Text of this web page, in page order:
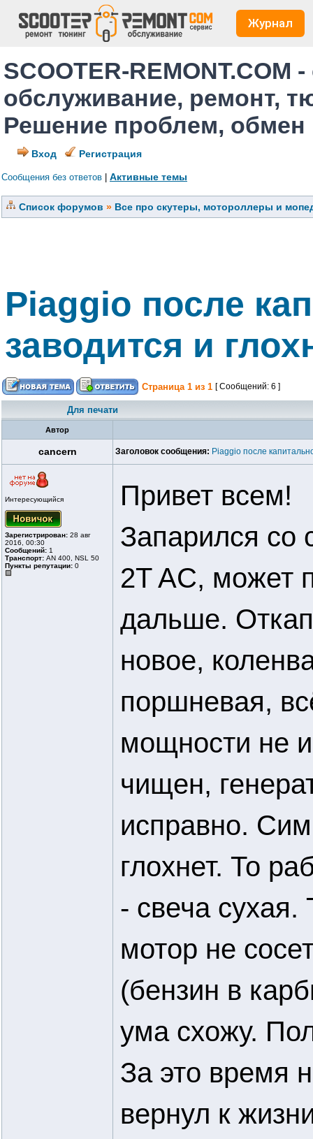
Журнал
SCOOTER-REMONT.COM
обслуживание, ремонт,
Решение проблем,
Вход Регистрация
Сообщения без ответов Активные темы
Список форумов » Все про скутеры, мотороллеры и
Piaggio после
заводится и
Страница 1 из 1 [ Сообщений: 6 ]
Для печати
Автор
cancern Заголовок сообщения: Piaggio после
Интересующийся
Зарегистрирован: 28 авг
2016, 00:30
Сообщений: 1
Транспорт: AN 400, NSL 50
Пункты репутации: 0
Привет всем!
Запарился со
2T AC, может
дальше.
новое,
поршневая,
мощности не
чищен,
исправно.
глохнет. То
- свеча сухая.
мотор не
(бензин в
ума схожу.
За это время
вернул к